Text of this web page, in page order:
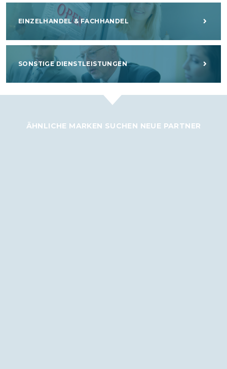
EINZELHANDEL & FACHHANDEL
SONSTIGE DIENSTLEISTUNGEN
ÄHNLICHE MARKEN SUCHEN NEUE PARTNER